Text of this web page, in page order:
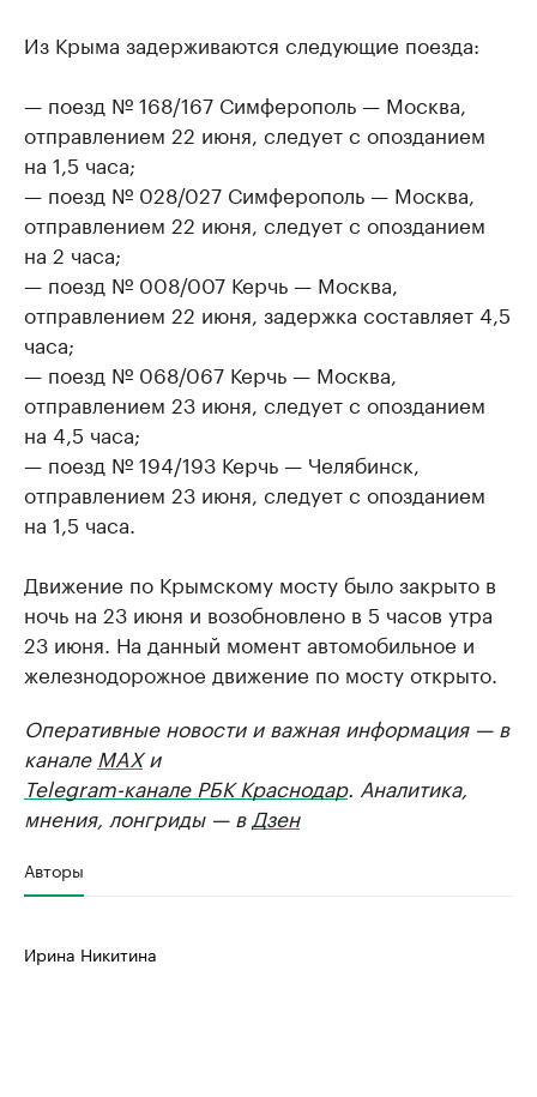
Из Крыма задерживаются следующие поезда:
— поезд № 168/167 Симферополь — Москва,
отправлением 22 июня, следует с опозданием
на 1,5 часа;
— поезд № 028/027 Симферополь — Москва,
отправлением 22 июня, следует с опозданием
на 2 часа;
— поезд № 008/007 Керчь — Москва,
отправлением 22 июня, задержка составляет 4,5
часа;
— поезд № 068/067 Керчь — Москва,
отправлением 23 июня, следует с опозданием
на 4,5 часа;
— поезд № 194/193 Керчь — Челябинск,
отправлением 23 июня, следует с опозданием
на 1,5 часа.
Движение по Крымскому мосту было закрыто в
ночь на 23 июня и возобновлено в 5 часов утра
23 июня. На данный момент автомобильное и
железнодорожное движение по мосту открыто.
Оперативные новости и важная информация — в
канале MAXи
Telegram-канале РБК Краснодар. Аналитика,
мнения, лонгриды — в Дзен
Авторы
Ирина Никитина